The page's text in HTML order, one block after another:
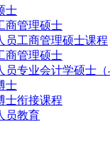
士
商管理硕士
员工商管理硕士课程
商管理硕士
员专业会计学硕士
士
士衔接课程
员教育